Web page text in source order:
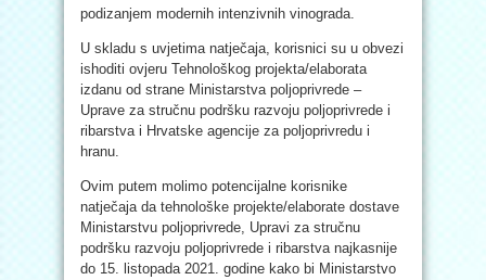
podizanjem modernih intenzivnih vinograda.
U skladu s uvjetima natječaja, korisnici su u obvezi
ishoditi ovjeru Tehnološkog projekta/elaborata
izdanu od strane Ministarstva poljoprivrede –
Uprave za stručnu podršku razvoju poljoprivrede i
ribarstva i Hrvatske agencije za poljoprivredu i
hranu.
Ovim putem molimo potencijalne korisnike
natječaja da tehnološke projekte/elaborate dostave
Ministarstvu poljoprivrede, Upravi za stručnu
podršku razvoju poljoprivrede i ribarstva najkasnije
do 15. listopada 2021. godine kako bi Ministarstvo